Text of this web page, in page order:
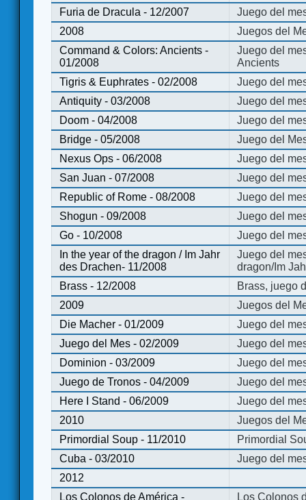
Furia de Dracula - 12/2007
Juego del
2008
Juegos del
Command & Colors: Ancients -
01/2008
Juego del
Ancients
Tigris & Euphrates - 02/2008
Juego del
Antiquity - 03/2008
Juego del
Doom - 04/2008
Juego del
Bridge - 05/2008
Juego del
Nexus Ops - 06/2008
Juego del
San Juan - 07/2008
Juego del
Republic of Rome - 08/2008
Juego del
Shogun - 09/2008
Juego del
Go - 10/2008
Juego del
In the year of the dragon / Im Jahr
des Drachen- 11/2008
Juego del
dragon/Im
Brass - 12/2008
Brass, juego
2009
Juegos del
Die Macher - 01/2009
Juego del
Juego del Mes - 02/2009
Juego del
Dominion - 03/2009
Juego del
Juego de Tronos - 04/2009
Juego del
Here I Stand - 06/2009
Juego del
2010
Juegos del
Primordial Soup - 11/2010
Primordial
Cuba - 03/2010
Juego del
2012
Los Colonos de América -
Los Colonos